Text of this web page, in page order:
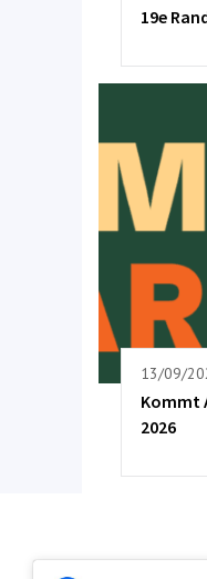
19e
13/09/
Kommt
2026